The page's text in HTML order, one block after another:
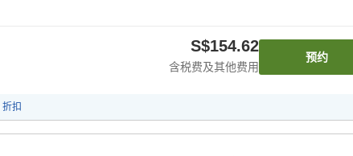
S$154.62
含税费及其他费用
预约
折扣